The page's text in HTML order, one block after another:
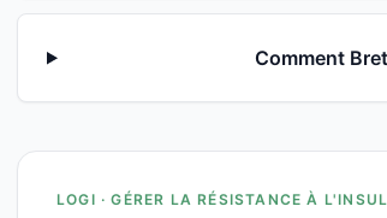
Comment
LOGI · GÉRER LA RÉSISTANCE À